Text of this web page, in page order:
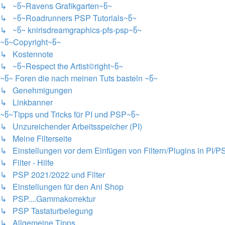
↳ ~წ~Ravens Grafikgarten~წ~
↳ ~წ~Roadrunners PSP Tutorials~წ~
↳ ~წ~ knirisdreamgraphics-pfs-psp~წ~
~წ~Copyright~წ~
↳ Kostennote
↳ ~წ~Respect the Artist©right~წ~
~წ~ Foren die nach meinen Tuts basteln ~წ~
↳ Genehmigungen
↳ Linkbanner
~წ~Tipps und Tricks für PI und PSP~წ~
↳ Unzureichender Arbeitsspeicher (PI)
↳ Meine Filterseite
↳ Einstellungen vor dem Einfügen von Filtern/Plugins in PI/
↳ Filter - Hilfe
↳ PSP 2021/2022 und Filter
↳ Einstellungen für den Ani Shop
↳ PSP....Gammakorrektur
↳ PSP Tastaturbelegung